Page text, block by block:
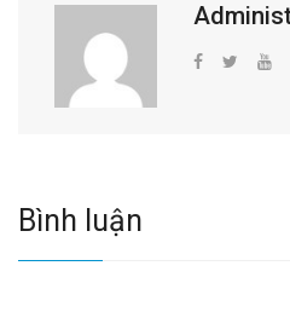
Bình luận